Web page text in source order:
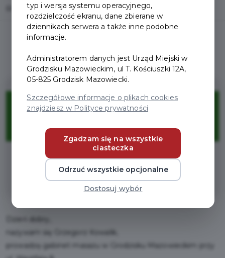
Home Oferty Gabinet Masażu - Masaż & Spa Strefa Zdrowia
10%
ZNIŻKI
10% zniżki dla posiadaczy karty
mieszkańca
nazywam się Grzegorz Kowalik,
prowadzę gabinet masażu w Grodzisku Mazowieckim przy
typ i wersja systemu operacyjnego,
rozdzielczość ekranu, dane zbierane w
dziennikach serwera a także inne podobne
informacje.
Administratorem danych jest Urząd Miejski w
Grodzisku Mazowieckim, ul T. Kościuszki 12A,
05-825 Grodzisk Mazowiecki.
Szczegółowe informacje o plikach cookies
znajdziesz w Polityce prywatności
Zgadzam się na wszystkie
ciasteczka
Odrzuć wszystkie opcjonalne
Dostosuj wybór